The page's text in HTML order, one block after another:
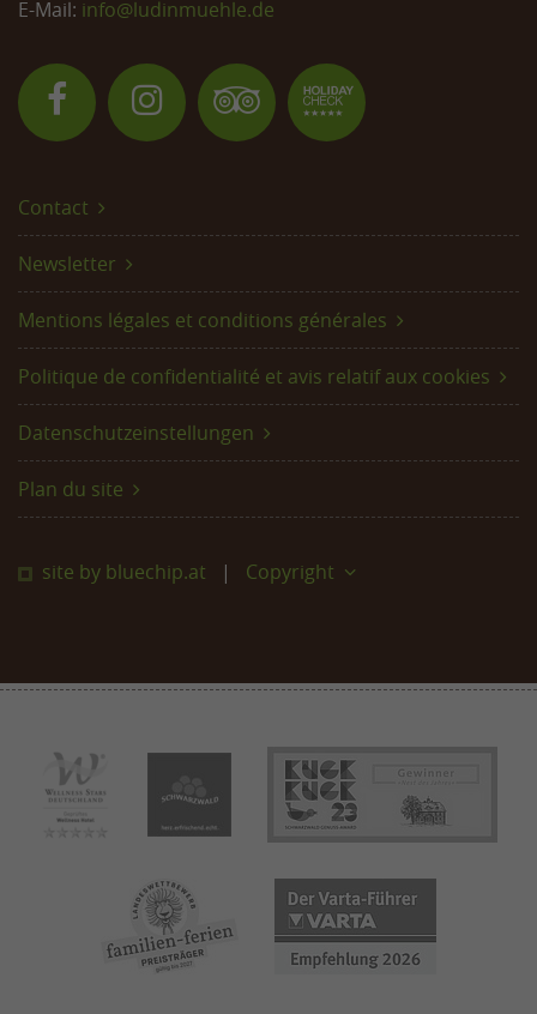
E-Mail: info@ludinmuehle.de
Contact
Newsletter
Mentions légales et conditions générales
Politique de confidentialité et avis relatif aux cookies
Datenschutzeinstellungen
Plan du site
site by bluechip.at Copyright